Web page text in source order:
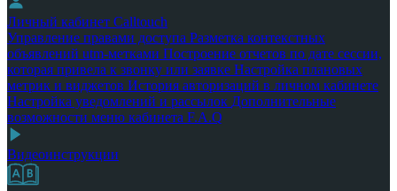
Личный кабинет Calltouch
Управление правами доступа Разметка контекстных
объявлений utm-метками Построение отчетов по дате сессии,
которая привела к звонку или заявке Настройка плановых
метрик и виджетов История авторизаций в личном кабинете
Настройка уведомлений и рассылок Дополнительные
возможности меню кабинета F.A.Q
Видеоинструкции